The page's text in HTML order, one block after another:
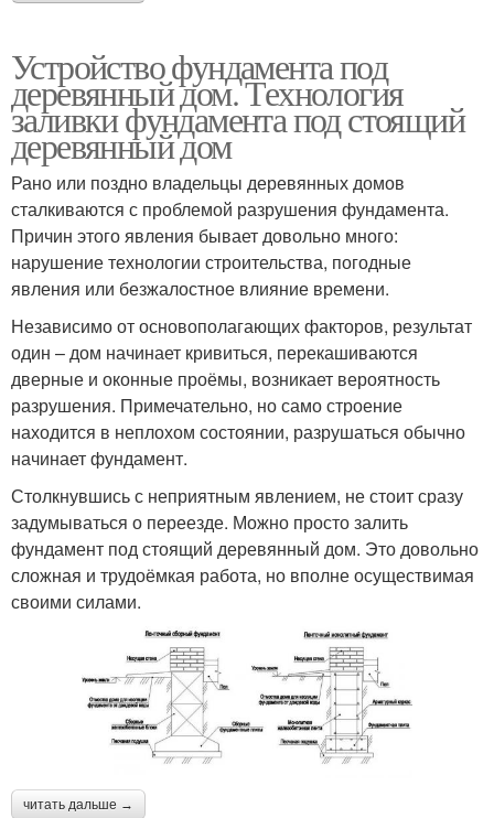
Устройство фундамента под
деревянный дом. Технология
заливки фундамента под стоящий
деревянный дом
Рано или поздно владельцы деревянных домов
сталкиваются с проблемой разрушения фундамента.
Причин этого явления бывает довольно много:
нарушение технологии строительства, погодные
явления или безжалостное влияние времени.
Независимо от основополагающих факторов, результат
один – дом начинает кривиться, перекашиваются
дверные и оконные проёмы, возникает вероятность
разрушения. Примечательно, но само строение
находится в неплохом состоянии, разрушаться обычно
начинает фундамент.
Столкнувшись с неприятным явлением, не стоит сразу
задумываться о переезде. Можно просто залить
фундамент под стоящий деревянный дом. Это довольно
сложная и трудоёмкая работа, но вполне осуществимая
своими силами.
читать дальше →